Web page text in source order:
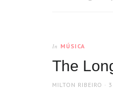
In MÚSICA
The
AUTHOR
MILTON RIBEIRO